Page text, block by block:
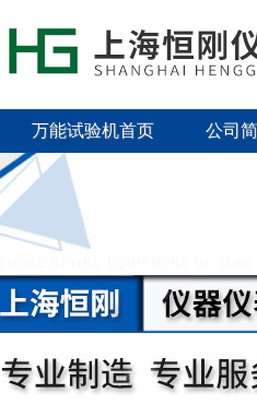
万能试验机首页 公司